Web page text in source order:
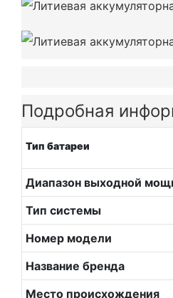
Подробная
Тип батареи
Диапазон выходной
Тип системы
Номер модели
Название бренда
Место происхождения